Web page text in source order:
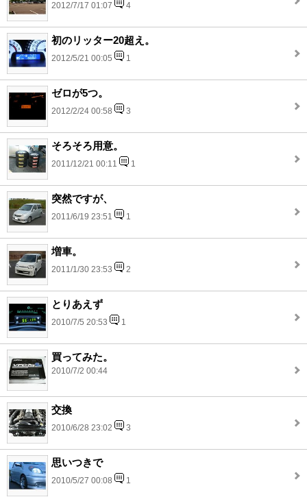
2012/7/17 01:07 4
初のリッター20超え。
2012/5/21 00:05 1
ゼロが5つ。
2012/2/24 00:58 3
そろそろ用意。
2011/12/21 00:11 1
突然ですが、
2011/6/19 23:51 1
増車。
2011/1/30 23:53 2
とりあえず
2010/7/5 20:53 1
買ってみた。
2010/7/2 00:44
交換
2010/6/28 23:02 3
思いつきで
2010/5/27 00:08 1